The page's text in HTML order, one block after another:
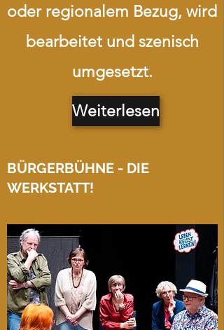
oder regionalem Bezug, wird
bearbeitet und szenisch
umgesetzt.
Weiterlesen
BÜRGERBÜHNE - DIE
WERKSTATT!